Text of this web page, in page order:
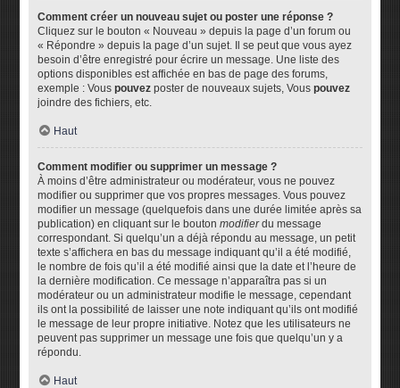
Comment créer un nouveau sujet ou poster une réponse ?
Cliquez sur le bouton « Nouveau » depuis la page d’un forum ou
« Répondre » depuis la page d’un sujet. Il se peut que vous ayez
besoin d’être enregistré pour écrire un message. Une liste des
options disponibles est affichée en bas de page des forums,
exemple : Vouspouvez poster de nouveaux sujets, Vouspouvez
joindre des fichiers, etc.
Haut
Comment modifier ou supprimer un message ?
À moins d’être administrateur ou modérateur, vous ne pouvez
modifier ou supprimer que vos propres messages. Vous pouvez
modifier un message (quelquefois dans une durée limitée après sa
publication) en cliquant sur le boutonmodifierdu message
correspondant. Si quelqu’un a déjà répondu au message, un petit
texte s’affichera en bas du message indiquant qu’il a été modifié,
le nombre de fois qu’il a été modifié ainsi que la date et l’heure de
la dernière modification. Ce message n’apparaîtra pas si un
modérateur ou un administrateur modifie le message, cependant
ils ont la possibilité de laisser une note indiquant qu’ils ont modifié
le message de leur propre initiative. Notez que les utilisateurs ne
peuvent pas supprimer un message une fois que quelqu’un y a
répondu.
Haut